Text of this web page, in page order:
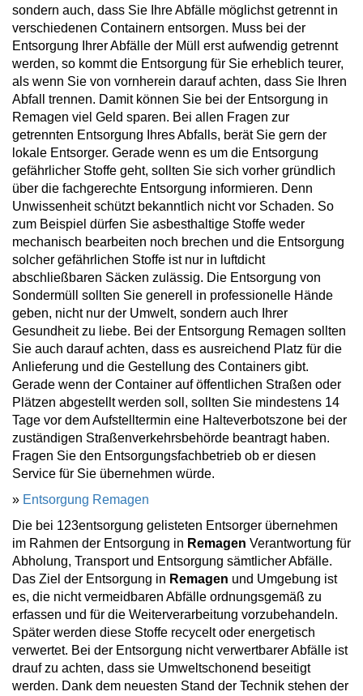
sondern auch, dass Sie Ihre Abfälle möglichst getrennt in
verschiedenen Containern entsorgen. Muss bei der
Entsorgung Ihrer Abfälle der Müll erst aufwendig getrennt
werden, so kommt die Entsorgung für Sie erheblich teurer,
als wenn Sie von vornherein darauf achten, dass Sie Ihren
Abfall trennen. Damit können Sie bei der Entsorgung in
Remagen viel Geld sparen. Bei allen Fragen zur
getrennten Entsorgung Ihres Abfalls, berät Sie gern der
lokale Entsorger. Gerade wenn es um die Entsorgung
gefährlicher Stoffe geht, sollten Sie sich vorher gründlich
über die fachgerechte Entsorgung informieren. Denn
Unwissenheit schützt bekanntlich nicht vor Schaden. So
zum Beispiel dürfen Sie asbesthaltige Stoffe weder
mechanisch bearbeiten noch brechen und die Entsorgung
solcher gefährlichen Stoffe ist nur in luftdicht
abschließbaren Säcken zulässig. Die Entsorgung von
Sondermüll sollten Sie generell in professionelle Hände
geben, nicht nur der Umwelt, sondern auch Ihrer
Gesundheit zu liebe. Bei der Entsorgung Remagen sollten
Sie auch darauf achten, dass es ausreichend Platz für die
Anlieferung und die Gestellung des Containers gibt.
Gerade wenn der Container auf öffentlichen Straßen oder
Plätzen abgestellt werden soll, sollten Sie mindestens 14
Tage vor dem Aufstelltermin eine Halteverbotszone bei der
zuständigen Straßenverkehrsbehörde beantragt haben.
Fragen Sie den Entsorgungsfachbetrieb ob er diesen
Service für Sie übernehmen würde.
» Entsorgung Remagen
Die bei 123entsorgung gelisteten Entsorger übernehmen
im Rahmen der Entsorgung in Remagen Verantwortung für
Abholung, Transport und Entsorgung sämtlicher Abfälle.
Das Ziel der Entsorgung in Remagen und Umgebung ist
es, die nicht vermeidbaren Abfälle ordnungsgemäß zu
erfassen und für die Weiterverarbeitung vorzubehandeln.
Später werden diese Stoffe recycelt oder energetisch
verwertet. Bei der Entsorgung nicht verwertbarer Abfälle ist
drauf zu achten, dass sie Umweltschonend beseitigt
werden. Dank dem neuesten Stand der Technik stehen der